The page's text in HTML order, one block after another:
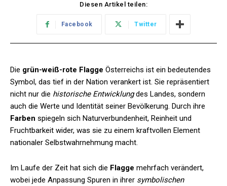
Diesen Artikel teilen:
Facebook Twitter
Die grün-weiß-rote Flagge Österreichs ist ein bedeutendes
Symbol, das tief in der Nation verankert ist. Sie repräsentiert
nicht nur die historische Entwicklungdes Landes, sondern
auch die Werte und Identität seiner Bevölkerung. Durch ihre
Farben spiegeln sich Naturverbundenheit, Reinheit und
Fruchtbarkeit wider, was sie zu einem kraftvollen Element
nationaler Selbstwahrnehmung macht.
Im Laufe der Zeit hat sich die Flagge mehrfach verändert,
wobei jede Anpassung Spuren in ihrer symbolischen